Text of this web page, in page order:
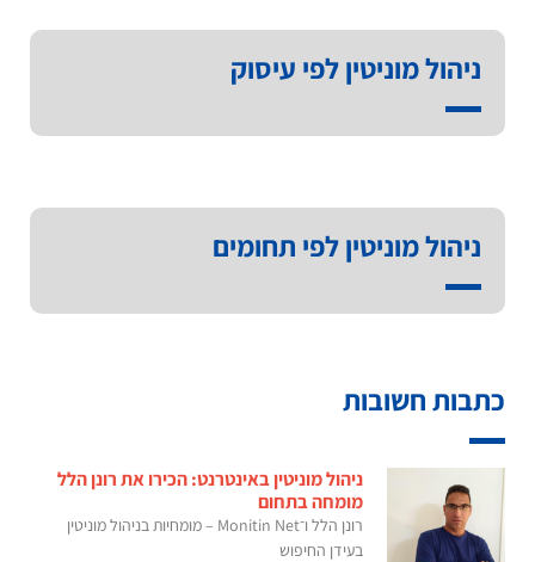
ניהול מוניטין לפי עיסוק
ניהול מוניטין לפי תחומים
כתבות חשובות
ניהול מוניטין באינטרנט: הכירו את רונן הלל
מומחה בתחום
רונן הלל ו־Monitin Net – מומחיות בניהול מוניטין
בעידן החיפוש